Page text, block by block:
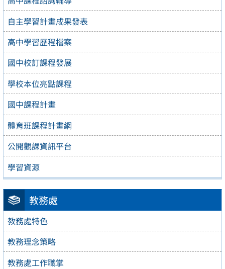
自主學習計畫成果發表
高中學習歷程檔案
國中校訂課程發展
學校本位亮點課程
國中課程計畫
體育班課程計畫網
公開觀課資訊平台
學習資源
教務處
教務處特色
教務理念策略
教務處工作職掌